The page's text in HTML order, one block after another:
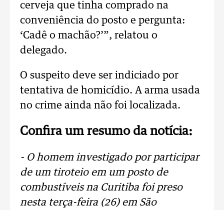
cerveja que tinha comprado na
conveniência do posto e pergunta:
‘Cadê o machão?’”, relatou o
delegado.
O suspeito deve ser indiciado por
tentativa de homicídio. A arma usada
no crime ainda não foi localizada.
Confira um resumo da notícia:
- O homem investigado por participar
de um tiroteio em um posto de
combustíveis na Curitiba foi preso
nesta terça-feira (26) em São